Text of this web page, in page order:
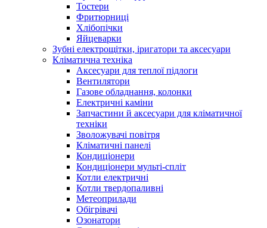
Тостери
Фритюрниці
Хлібопічки
Яйцеварки
Зубні електрощітки, іригатори та аксесуари
Кліматична техніка
Аксесуари для теплої підлоги
Вентилятори
Газове обладнання, колонки
Електричні каміни
Запчастини й аксесуари для кліматичної
техніки
Зволожувачі повітря
Кліматичні панелі
Кондиціонери
Кондиціонери мульті-спліт
Котли електричні
Котли твердопаливні
Метеоприлади
Обігрівачі
Озонатори